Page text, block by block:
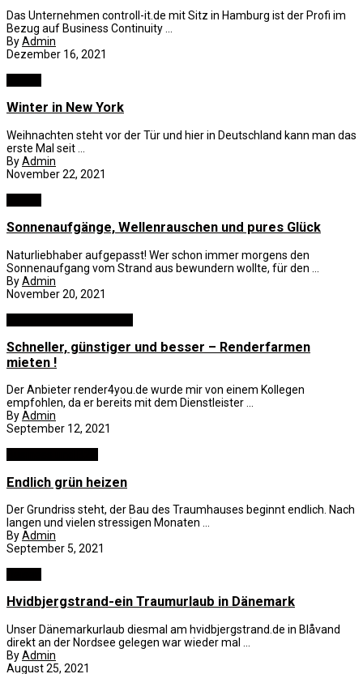
Das Unternehmen controll-it.de mit Sitz in Hamburg ist der Profi im
Bezug auf Business Continuity ...
ByAdmin
Dezember 16, 2021
Winter in New York
Weihnachten steht vor der Tür und hier in Deutschland kann man das
erste Mal seit ...
ByAdmin
November 22, 2021
Sonnenaufgänge, Wellenrauschen und pures Glück
Naturliebhaber aufgepasst! Wer schon immer morgens den
Sonnenaufgang vom Strand aus bewundern wollte, für den ...
ByAdmin
November 20, 2021
Schneller, günstiger und besser – Renderfarmen
mieten !
Der Anbieter render4you.de wurde mir von einem Kollegen
empfohlen, da er bereits mit dem Dienstleister ...
ByAdmin
September 12, 2021
Endlich grün heizen
Der Grundriss steht, der Bau des Traumhauses beginnt endlich. Nach
langen und vielen stressigen Monaten ...
ByAdmin
September 5, 2021
Hvidbjergstrand-ein Traumurlaub in Dänemark
Unser Dänemarkurlaub diesmal am hvidbjergstrand.de in Blåvand
direkt an der Nordsee gelegen war wieder mal ...
ByAdmin
August 25, 2021